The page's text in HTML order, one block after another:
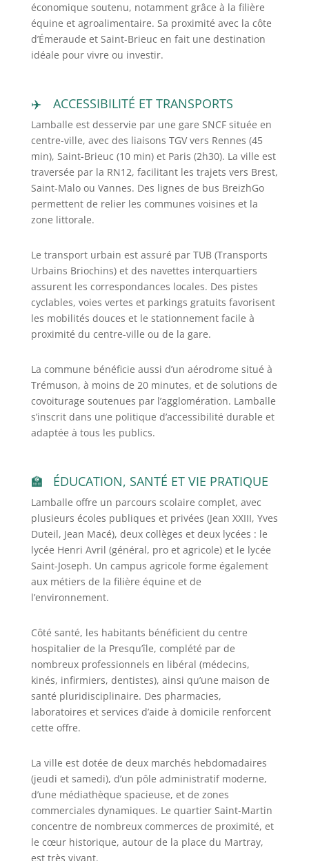
économique soutenu, notamment grâce à la filière
équine et agroalimentaire. Sa proximité avec la côte
d’Émeraude et Saint-Brieuc en fait une destination
idéale pour vivre ou investir.
ACCESSIBILITÉ ET TRANSPORTS
Lamballe est desservie par une gare SNCF située en
centre-ville, avec des liaisons TGV vers Rennes (45
min), Saint-Brieuc (10 min) et Paris (2h30). La ville est
traversée par la RN12, facilitant les trajets vers Brest,
Saint-Malo ou Vannes. Des lignes de bus BreizhGo
permettent de relier les communes voisines et la
zone littorale.
Le transport urbain est assuré par TUB (Transports
Urbains Briochins) et des navettes interquartiers
assurent les correspondances locales. Des pistes
cyclables, voies vertes et parkings gratuits favorisent
les mobilités douces et le stationnement facile à
proximité du centre-ville ou de la gare.
La commune bénéficie aussi d’un aérodrome situé à
Trémuson, à moins de 20 minutes, et de solutions de
covoiturage soutenues par l’agglomération. Lamballe
s’inscrit dans une politique d’accessibilité durable et
adaptée à tous les publics.
ÉDUCATION, SANTÉ ET VIE PRATIQUE
Lamballe offre un parcours scolaire complet, avec
plusieurs écoles publiques et privées (Jean XXIII, Yves
Duteil, Jean Macé), deux collèges et deux lycées : le
lycée Henri Avril (général, pro et agricole) et le lycée
Saint-Joseph. Un campus agricole forme également
aux métiers de la filière équine et de
l’environnement.
Côté santé, les habitants bénéficient du centre
hospitalier de la Presqu’île, complété par de
nombreux professionnels en libéral (médecins,
kinés, infirmiers, dentistes), ainsi qu’une maison de
santé pluridisciplinaire. Des pharmacies,
laboratoires et services d’aide à domicile renforcent
cette offre.
La ville est dotée de deux marchés hebdomadaires
(jeudi et samedi), d’un pôle administratif moderne,
d’une médiathèque spacieuse, et de zones
commerciales dynamiques. Le quartier Saint-Martin
concentre de nombreux commerces de proximité, et
le cœur historique, autour de la place du Martray,
est très vivant.